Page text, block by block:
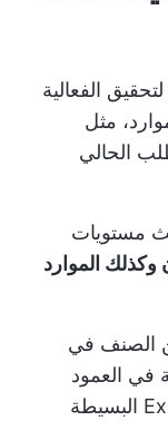
الفعالية
مثل
الحالي
مستويات
وكذلك الموارد
الصنف في
في العمود
المناسب. يمكنك استخدام معادلات Excel البسيطة